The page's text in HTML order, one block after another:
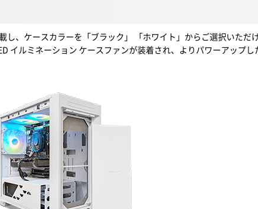
、ケースカラーを「ブラック」 「ホワイト」からご選択いただ
イルミネーション ケースファンが装着され、よりパワーアップし